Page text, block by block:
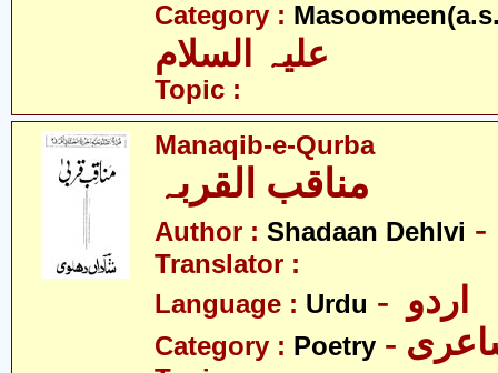
Category :
Topic :
Manaqib-e-Qurba
Author : Shadaan Dehlvi
Translator :
Language : Urdu
Category : Poetry